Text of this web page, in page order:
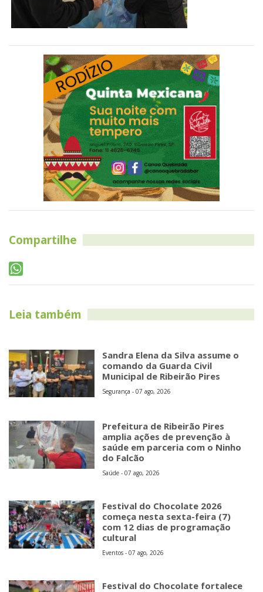
Compartilhe
Leia também
Sandra Elena da Silva assume o
comando da Guarda Civil
Municipal de Ribeirão Pires
Segurança - 07 ago, 2026
Prefeitura de Ribeirão Pires
amplia ações de prevenção à
saúde em parceria com o Ninho
do Falcão
Saúde - 07 ago, 2026
Festival do Chocolate 2026
começa nesta sexta-feira (7)
com 12 dias de programação
cultural
Eventos - 07 ago, 2026
Festival do Chocolate fortalece